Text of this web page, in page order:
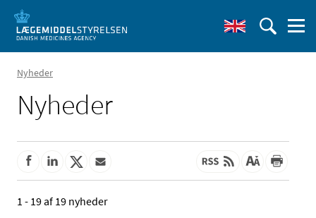
Nyheder
Nyheder
1 - 19 af 19 nyheder